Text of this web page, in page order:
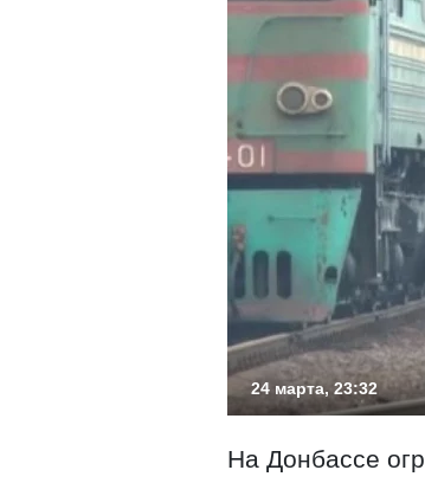
24 марта, 23:32
На Донбассе